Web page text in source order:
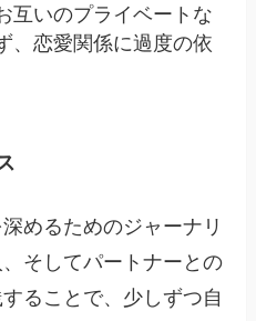
互いのプライベートな
、恋愛関係に過度の依
めるためのジャーナリ
そしてパートナーとの
ることで、少しずつ自